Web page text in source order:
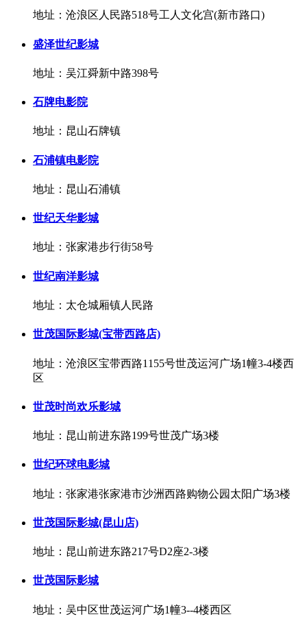
地址：沧浪区人民路518号工人文化宫(新市路口)
盛泽世纪影城
地址：吴江舜新中路398号
石牌电影院
地址：昆山石牌镇
石浦镇电影院
地址：昆山石浦镇
世纪天华影城
地址：张家港步行街58号
世纪南洋影城
地址：太仓城厢镇人民路
世茂国际影城(宝带西路店)
地址：沧浪区宝带西路1155号世茂运河广场1幢3-4楼西
区
世茂时尚欢乐影城
地址：昆山前进东路199号世茂广场3楼
世纪环球电影城
地址：张家港张家港市沙洲西路购物公园太阳广场3楼
世茂国际影城(昆山店)
地址：昆山前进东路217号D2座2-3楼
世茂国际影城
地址：吴中区世茂运河广场1幢3--4楼西区